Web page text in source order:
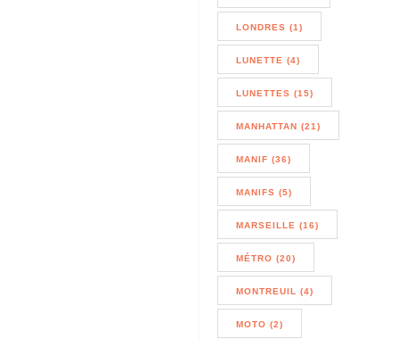
LONDRES (1)
LUNETTE (4)
LUNETTES (15)
MANHATTAN (21)
MANIF (36)
MANIFS (5)
MARSEILLE (16)
MÉTRO (20)
MONTREUIL (4)
MOTO (2)